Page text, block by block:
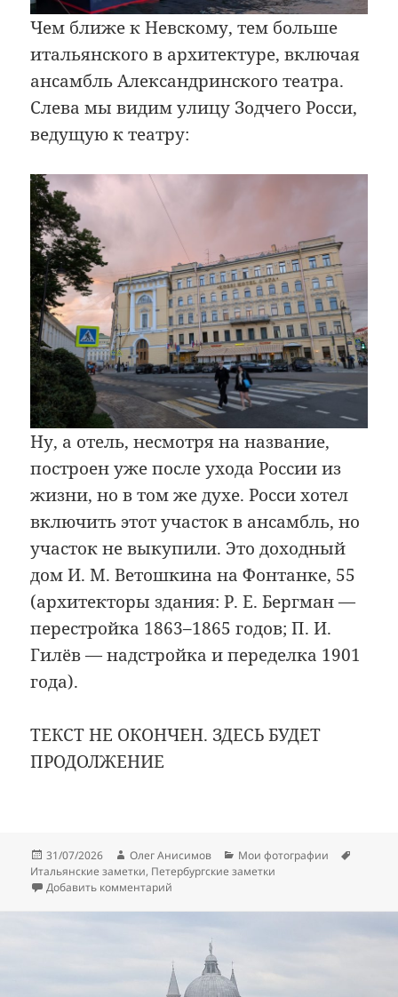
Чем ближе к Невскому, тем больше
итальянского в архитектуре, включая
ансамбль Александринского театра.
Слева мы видим улицу Зодчего Росси,
ведущую к театру:
Ну, а отель, несмотря на название,
построен уже после ухода России из
жизни, но в том же духе. Росси хотел
включить этот участок в ансамбль, но
участок не выкупили. Это доходный
дом И. М. Ветошкина на Фонтанке, 55
(архитекторы здания: Р. Е. Бергман —
перестройка 1863–1865 годов; П. И.
Гилёв — надстройка и переделка 1901
года).
ТЕКСТ НЕ ОКОНЧЕН. ЗДЕСЬ БУДЕТ
ПРОДОЛЖЕНИЕ
Опубликовано
31/07/2026 Автор
Олег Анисимов Рубрики
Мои фотографии
Итальянские заметки, Петербургские заметки
Добавить комментарий